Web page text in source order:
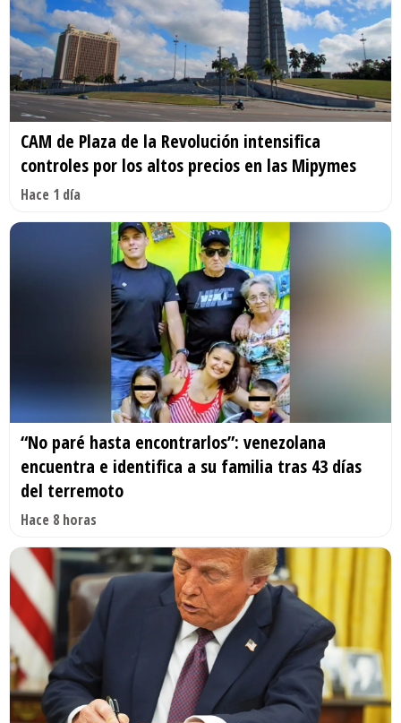
CAM de Plaza de la Revolución intensifica
controles por los altos precios en las Mipymes
Hace 1 día
“No paré hasta encontrarlos”: venezolana
encuentra e identifica a su familia tras 43 días
del terremoto
Hace 8 horas